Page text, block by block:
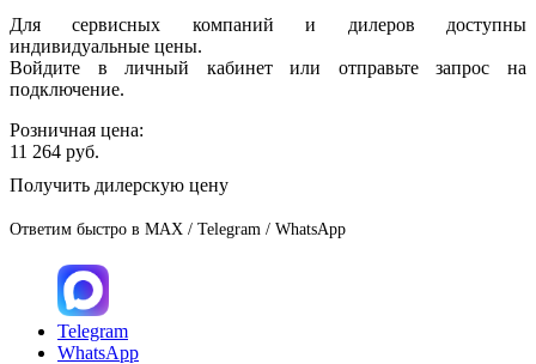
Для сервисных компаний и дилеров доступны
индивидуальные цены.
Войдите в личный кабинет или отправьте запрос на
подключение.
Розничная цена:
11 264 руб.
Получить дилерскую цену
Ответим быстро в MAX / Telegram / WhatsApp
Telegram
WhatsApp